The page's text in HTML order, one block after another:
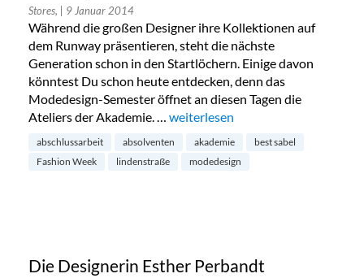
Stores, | 9 Januar 2014
Während die großen Designer ihre Kollektionen auf
dem Runway präsentieren, steht die nächste
Generation schon in den Startlöchern. Einige davon
könntest Du schon heute entdecken, denn das
Modedesign-Semester öffnet an diesen Tagen die
Ateliers der Akademie. … „Führung durch die
weiterlesen
abschlussarbeit absolventen akademie
best sabel
Fashion Week
lindenstraße modedesign
Die Designerin Esther Perbandt